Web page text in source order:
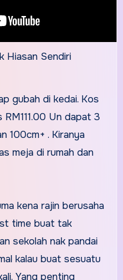
Hiasan Sendiri
gubah di kedai. Kos
Un dapat 3
100cm+ . Kiranya
meja di rumah dan
kena rajin berusaha
time buat tak
sekolah nak pandai
kalau buat sesuatu
Yang penting